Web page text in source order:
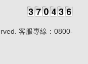
客服專線：0800-